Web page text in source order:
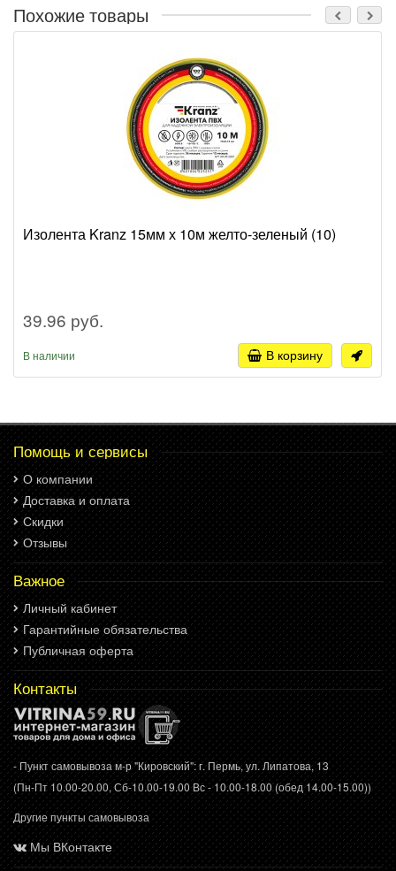
Похожие товары
Изолента Kranz 15мм х 10м желто-зеленый (10)
39.96 руб.
В наличии В корзину
Помощь и сервисы
О компании
Доставка и оплата
Скидки
Отзывы
Важное
Личный кабинет
Гарантийные обязательства
Публичная оферта
Контакты
- Пункт самовывоза м-р "Кировский": г. Пермь, ул. Липатова, 13
(Пн-Пт 10.00-20.00, Сб-10.00-19.00 Вс - 10.00-18.00 (обед 14.00-15.00))
Другие пункты самовывоза
Мы ВКонтакте